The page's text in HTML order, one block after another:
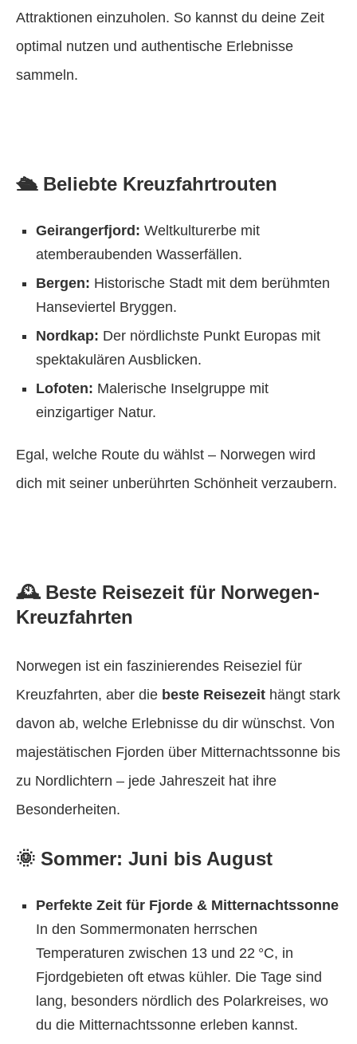
Attraktionen einzuholen. So kannst du deine Zeit
optimal nutzen und authentische Erlebnisse
sammeln.
🛳️ Beliebte Kreuzfahrtrouten
Geirangerfjord: Weltkulturerbe mit
atemberaubenden Wasserfällen.
Bergen: Historische Stadt mit dem berühmten
Hanseviertel Bryggen.
Nordkap: Der nördlichste Punkt Europas mit
spektakulären Ausblicken.
Lofoten: Malerische Inselgruppe mit
einzigartiger Natur.
Egal, welche Route du wählst – Norwegen wird
dich mit seiner unberührten Schönheit verzaubern.
🕰️ Beste Reisezeit für Norwegen-
Kreuzfahrten
Norwegen ist ein faszinierendes Reiseziel für
Kreuzfahrten, aber die beste Reisezeit hängt stark
davon ab, welche Erlebnisse du dir wünschst. Von
majestätischen Fjorden über Mitternachtssonne bis
zu Nordlichtern – jede Jahreszeit hat ihre
Besonderheiten.
🌞 Sommer: Juni bis August
Perfekte Zeit für Fjorde & Mitternachtssonne
In den Sommermonaten herrschen
Temperaturen zwischen 13 und 22 °C, in
Fjordgebieten oft etwas kühler. Die Tage sind
lang, besonders nördlich des Polarkreises, wo
du die Mitternachtssonne erleben kannst.